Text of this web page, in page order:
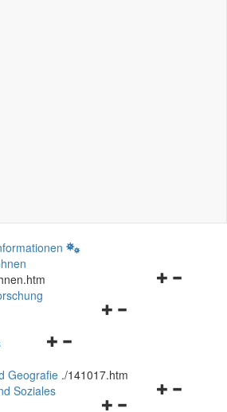
Navigationsmenü
Navigationsmenü
und
schließen
Geografie ./141017.htm
Navigationsmenü
Soziales